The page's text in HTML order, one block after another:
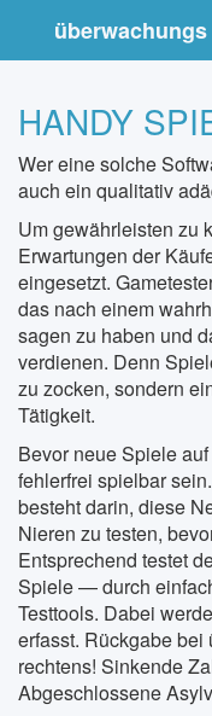
HANDY
Wer eine solche
auch ein qualitativ
Um gewährleisten zu
Erwartungen der
eingesetzt.
das nach einem
sagen zu haben und
verdienen. Denn
zu zocken, sondern
Tätigkeit.
Bevor neue Spiele
fehlerfrei spielbar
besteht darin, diese
Nieren zu testen,
Entsprechend testet
Spiele — durch
Testtools. Dabei
erfasst. Rückgabe
rechtens! Sinkende
Abgeschlossene